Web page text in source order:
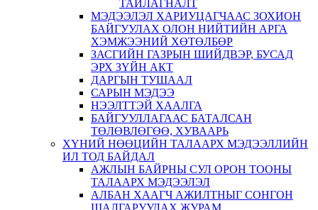
ТАЙЛАГНАЛТ
МЭДЭЭЛЭЛ ХАРИУЦАГЧААС ЗОХИОН
БАЙГУУЛАХ ОЛОН НИЙТИЙН АРГА
ХЭМЖЭЭНИЙ ХӨТӨЛБӨР
ЗАСГИЙН ГАЗРЫН ШИЙДВЭР, БУСАД
ЭРХ ЗҮЙН АКТ
ДАРГЫН ТУШААЛ
САРЫН МЭДЭЭ
НЭЭЛТТЭЙ ХААЛГА
БАЙГУУЛЛАГААС БАТАЛСАН
ТӨЛӨВЛӨГӨӨ, ХУВААРЬ
ХҮНИЙ НӨӨЦИЙН ТАЛААРХ МЭДЭЭЛЛИЙН
ИЛ ТОД БАЙДАЛ
АЖЛЫН БАЙРНЫ СУЛ ОРОН ТООНЫ
ТАЛААРХ МЭДЭЭЛЭЛ
АЛБАН ХААГЧ АЖИЛТНЫГ СОНГОН
ШАЛГАРУУЛАХ ЖУРАМ